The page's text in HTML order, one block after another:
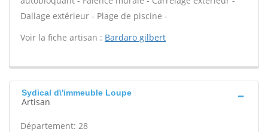
Dallage extérieur - Plage de piscine -
Voir la fiche artisan : Bardaro gilbert
Sydical d\'immeuble Loupe
Artisan
Département: 28